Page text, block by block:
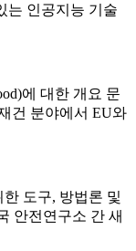
는 인공지능 기술
에 대한 개요 문
건 분야에서 EU와
한 도구, 방법론 및
안전연구소 간 새